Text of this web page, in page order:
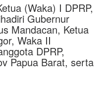
(Waka) I DPRP,
Gubernur
Mandacan, Ketua
Waka II
DPRP,
Papua Barat, serta